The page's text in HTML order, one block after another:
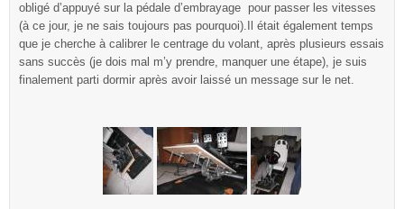
obligé d’appuyé sur la pédale d’embrayage pour passer les vitesses
(à ce jour, je ne sais toujours pas pourquoi).Il était également temps
que je cherche à calibrer le centrage du volant, après plusieurs essais
sans succès (je dois mal m’y prendre, manquer une étape), je suis
finalement parti dormir après avoir laissé un message sur le net.